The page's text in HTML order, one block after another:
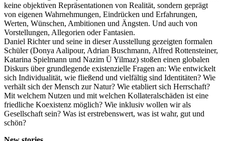
keine objektiven Repräsentationen von Realität, sondern geprägt
von eigenen Wahrnehmungen, Eindrücken und Erfahrungen,
Werten, Wünschen, Ambitionen und Ängsten. Und auch von
Vorstellungen, Allegorien oder Fantasien.
Daniel Richter und seine in dieser Ausstellung gezeigten formalen
Schüler (Donya Aalipour, Adrian Buschmann, Alfred Rottensteiner,
Katarina Spielmann und Nazim Ü Yilmaz) stoßen einen globalen
Diskurs über grundlegende existenzielle Fragen an: Wie entwickelt
sich Individualität, wie fließend und vielfältig sind Identitäten? Wie
verhält sich der Mensch zur Natur? Wie etabliert sich Herrschaft?
Mit welchem Nutzen und mit welchen Kollateralschäden ist eine
friedliche Koexistenz möglich? Wie inklusiv wollen wir als
Gesellschaft sein? Was ist erstrebenswert, was ist wahr, gut und
schön?